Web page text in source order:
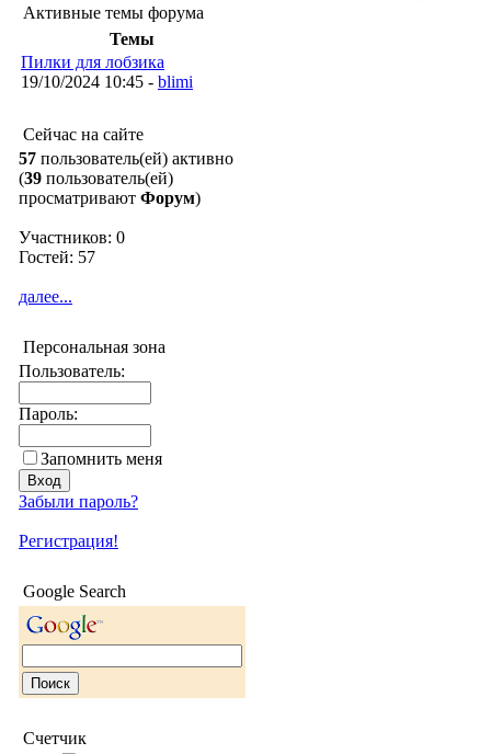
Активные темы форума
Темы
Пилки для лобзика
19/10/2024 10:45 - blimi
Сейчас на сайте
57 пользователь(ей) активно
(39 пользователь(ей)
просматривают Форум)
Участников: 0
Гостей: 57
далее...
Персональная зона
Пользователь:
Пароль:
Запомнить меня
Забыли пароль?
Регистрация!
Google Search
Счетчик